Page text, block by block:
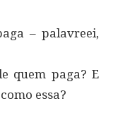
– palavreei,
quem paga? E
essa?